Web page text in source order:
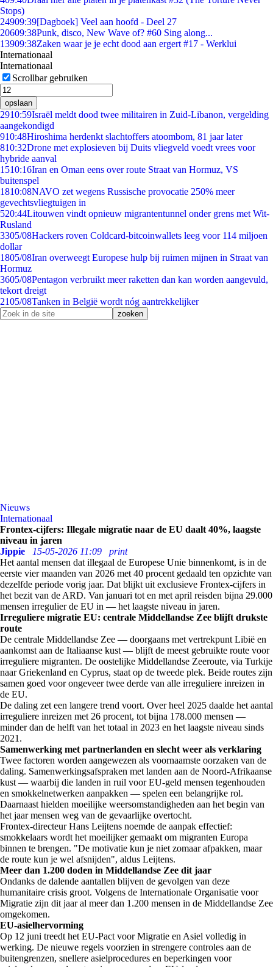
Stops)
24909:39[Dagboek] Veel aan hoofd - Deel 27
20609:38Punk, disco, New Wave of? #60 Sing along...
13909:38Zaken waar je je echt dood aan ergert #17 - Werklui
Internationaal
Internationaal
Scrollbar gebruiken
opslaan
2910:59Israël meldt dood twee militairen in Zuid-Libanon, vergelding
aangekondigd
910:48Hiroshima herdenkt slachtoffers atoombom, 81 jaar later
810:32Drone met explosieven bij Duits vliegveld voedt vrees voor
hybride aanval
1510:16Iran en Oman eens over route Straat van Hormuz, VS
buitenspel
1810:08NAVO zet wegens Russische provocatie 250% meer
gevechtsvliegtuigen in
520:44Litouwen vindt opnieuw migrantentunnel onder grens met Wit-
Rusland
3305/08Hackers roven Coldcard-bitcoinwallets leeg voor 114 miljoen
dollar
1805/08Iran overweegt Europese hulp bij ruimen mijnen in Straat van
Hormuz
3605/08Pentagon verbruikt meer raketten dan kan worden aangevuld,
tekort dreigt
2105/08Tanken in België wordt nóg aantrekkelijker
Nieuws
Internationaal
Frontex-cijfers: Illegale migratie naar de EU daalt 40%, laagste
niveau in jaren
Jippie
15-05-2026 11:09
print
Het aantal mensen dat illegaal de Europese Unie binnenkomt, is in de
eerste vier maanden van 2026 met 40 procent gedaald ten opzichte van
dezelfde periode vorig jaar. Dat blijkt uit exclusieve Frontex-cijfers in
het bezit van de ARD. Van januari tot en met april reisden bijna 29.000
mensen irregulier de EU in — het laagste niveau in jaren.
Irreguliere migratie EU: centrale Middellandse Zee blijft drukste
route
De centrale Middellandse Zee — doorgaans met vertrekpunt Libië en
aankomst aan de Italiaanse kust — blijft de meest gebruikte route voor
irreguliere migranten. De oostelijke Middellandse Zeeroute, via Turkije
naar Griekenland en Cyprus, staat op de tweede plek. Beide routes zijn
samen goed voor ongeveer twee derde van alle irreguliere inreizen in
de EU.
De daling zet een langere trend voort. Over heel 2025 daalde het aantal
irreguliere inreizen met 26 procent, tot bijna 178.000 mensen —
minder dan de helft van het totaal in 2023 en het laagste niveau sinds
2021.
Samenwerking met partnerlanden en slecht weer als verklaring
Twee factoren worden aangewezen als voornaamste oorzaken van de
daling. Samenwerkingsafspraken met landen aan de Noord-Afrikaanse
kust — waarbij die landen in ruil voor EU-geld mensen tegenhouden
en smokkelnetwerken aanpakken — spelen een belangrijke rol.
Daarnaast hielden moeilijke weersomstandigheden aan het begin van
het jaar mensen weg van de gevaarlijke overtocht.
Frontex-directeur Hans Leijtens noemde de aanpak effectief:
smokkelaars wordt het moeilijker gemaakt om migranten Europa
binnen te brengen. "De motivatie kun je niet zomaar afpakken, maar
de route kun je wel afsnijden", aldus Leijtens.
Meer dan 1.200 doden in Middellandse Zee dit jaar
Ondanks de dalende aantallen blijven de gevolgen van deze
humanitaire crisis groot. Volgens de Internationale Organisatie voor
Migratie zijn dit jaar al meer dan 1.200 mensen in de Middellandse Zee
omgekomen.
EU-asielhervorming
Op 12 juni treedt het EU-Pact voor Migratie en Asiel volledig in
werking. De nieuwe regels voorzien in strengere controles aan de
buitengrenzen, snellere asielprocedures en beperkingen voor